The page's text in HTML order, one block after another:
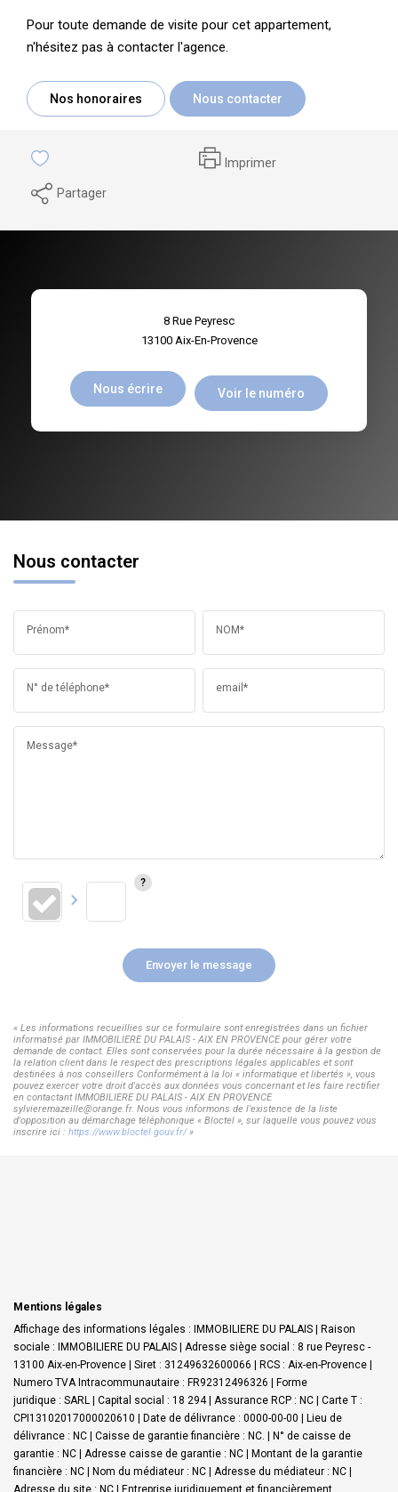
Pour toute demande de visite pour cet appartement,
n'hésitez pas à contacter l'agence.
Nos honoraires Nous contacter
Imprimer
Partager
8 Rue Peyresc
13100 Aix-En-Provence
Nous écrire Voir le numéro
Nous contacter
Prénom* NOM*
N° de téléphone* email*
Message*
Envoyer le message
« Les informations recueillies sur ce formulaire sont enregistrées dans un fichier
informatisé par IMMOBILIERE DU PALAIS - AIX EN PROVENCE pour gérer votre
demande de contact. Elles sont conservées pour la durée nécessaire à la gestion de
la relation client dans le respect des prescriptions légales applicables et sont
destinées à nos conseillers Conformément à la loi « informatique et libertés », vous
pouvez exercer votre droit d'accès aux données vous concernant et les faire rectifier
en contactant IMMOBILIERE DU PALAIS - AIX EN PROVENCE
sylvieremazeille@orange.fr. Nous vous informons de l'existence de la liste
d'opposition au démarchage téléphonique « Bloctel », sur laquelle vous pouvez vous
inscrire ici : https://www.bloctel.gouv.fr/»
Mentions légales
Affichage des informations légales : IMMOBILIERE DU PALAIS | Raison
sociale : IMMOBILIERE DU PALAIS | Adresse siège social : 8 rue Peyresc -
13100 Aix-en-Provence | Siret : 31249632600066 | RCS : Aix-en-Provence |
Numero TVA Intracommunautaire : FR92312496326 | Forme
juridique : SARL | Capital social : 18 294 | Assurance RCP : NC | Carte T :
CPI13102017000020610 | Date de délivrance : 0000-00-00 | Lieu de
délivrance : NC | Caisse de garantie financière : NC. | N° de caisse de
garantie : NC | Adresse caisse de garantie : NC | Montant de la garantie
financière : NC | Nom du médiateur : NC | Adresse du médiateur : NC |
Adresse du site : NC | Entreprise juridiquement et financièrement